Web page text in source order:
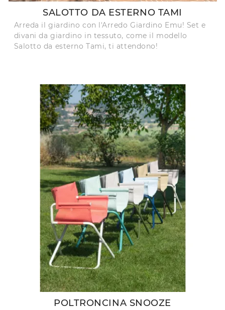
SALOTTO DA ESTERNO TAMI
Arreda il giardino con l'Arredo Giardino Emu! Set e
divani da giardino in tessuto, come il modello
Salotto da esterno Tami, ti attendono!
POLTRONCINA SNOOZE